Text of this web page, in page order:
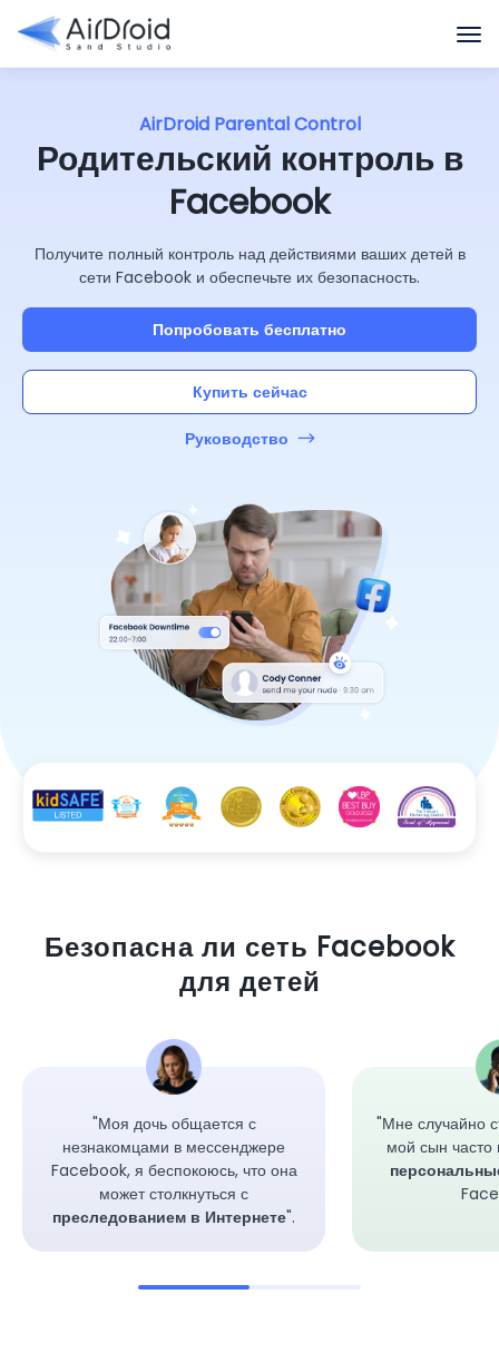
AirDroid Parental Control
Родительский контроль в
Facebook
Получите полный контроль над действиями ваших детей в
сети Facebook и обеспечьте их безопасность.
Попробовать бесплатно
Купить сейчас
Руководство
Безопасна ли сеть Facebook
для детей
"Моя дочь общается с
незнакомцами в мессенджере
Facebook, я беспокоюсь, что она
может столкнуться с
преследованием в Интернете".
"Мне случайно
мой сын часто